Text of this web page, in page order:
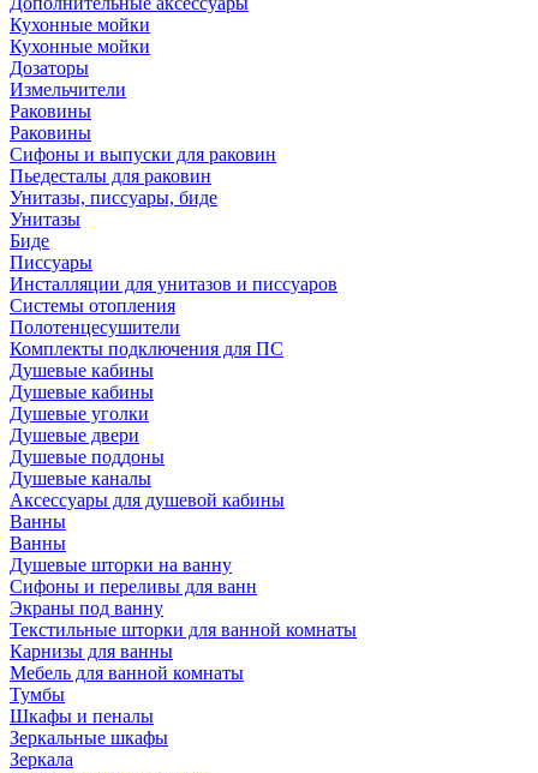
Кухонные мойки
Кухонные мойки
Дозаторы
Измельчители
Раковины
Раковины
Сифоны и выпуски для раковин
Пьедесталы для раковин
Унитазы, писсуары, биде
Унитазы
Биде
Писсуары
Инсталляции для унитазов и писсуаров
Системы отопления
Полотенцесушители
Комплекты подключения для ПС
Душевые кабины
Душевые кабины
Душевые уголки
Душевые двери
Душевые поддоны
Душевые каналы
Аксессуары для душевой кабины
Ванны
Ванны
Душевые шторки на ванну
Сифоны и переливы для ванн
Экраны под ванну
Текстильные шторки для ванной комнаты
Карнизы для ванны
Мебель для ванной комнаты
Тумбы
Шкафы и пеналы
Зеркальные шкафы
Зеркала